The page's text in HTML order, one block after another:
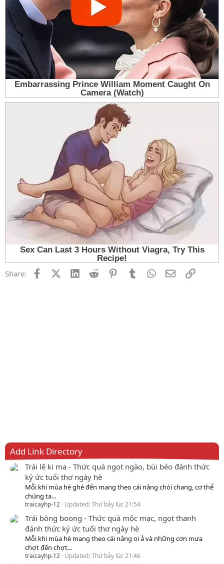
Share: FacebookX (Twitter)
LinkedInReddit PinterestTumblrWhatsApp
EmailLink
Add Link Directory
Trái lê ki ma - Thức quà ngọt ngào, bùi béo đánh thức
ký ức tuổi thơ ngày hè
Mỗi khi mùa hè ghé đến mang theo cái nắng chói chang, cơ thể
chúng ta...
traicayhp-12 Updated:Thứ bảy lúc 21:54
Trái bòng boong - Thức quà mộc mạc, ngọt thanh
đánh thức ký ức tuổi thơ ngày hè
Mỗi khi mùa hè mang theo cái nắng oi ả và những cơn mưa
chợt đến chợt...
traicayhp-12 Updated:Thứ bảy lúc 21:46